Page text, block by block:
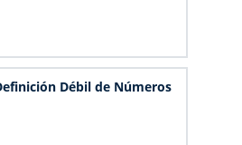
Débil de Números